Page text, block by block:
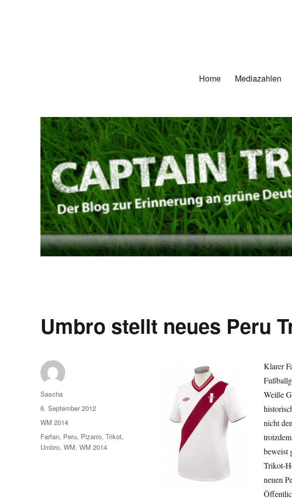
Home Mediazahlen
Umbro stellt neues Peru
Klarer
Weiße
nicht
beweist
Trikot-
neuen
Autor
Sascha
Veröffentlicht
am
6. September 2012
Kategorien
WM 2014
Schlagwörter
Farfan, Peru, Pizarro,Trikot,
Umbro,WM,WM 2014